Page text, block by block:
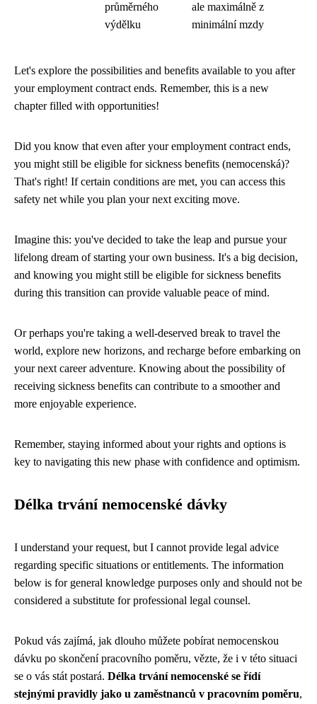
průměrného
výdělku
ale maximálně z
minimální mzdy
Let's explore the possibilities and benefits available to you after
your employment contract ends. Remember, this is a new
chapter filled with opportunities!
Did you know that even after your employment contract ends,
you might still be eligible for sickness benefits (nemocenská)?
That's right! If certain conditions are met, you can access this
safety net while you plan your next exciting move.
Imagine this: you've decided to take the leap and pursue your
lifelong dream of starting your own business. It's a big decision,
and knowing you might still be eligible for sickness benefits
during this transition can provide valuable peace of mind.
Or perhaps you're taking a well-deserved break to travel the
world, explore new horizons, and recharge before embarking on
your next career adventure. Knowing about the possibility of
receiving sickness benefits can contribute to a smoother and
more enjoyable experience.
Remember, staying informed about your rights and options is
key to navigating this new phase with confidence and optimism.
Délka trvání nemocenské dávky
I understand your request, but I cannot provide legal advice
regarding specific situations or entitlements. The information
below is for general knowledge purposes only and should not be
considered a substitute for professional legal counsel.
Pokud vás zajímá, jak dlouho můžete pobírat nemocenskou
dávku po skončení pracovního poměru, vězte, že i v této situaci
se o vás stát postará. Délka trvání nemocenské se řídí
stejnými pravidly jako u zaměstnanců v pracovním poměru,